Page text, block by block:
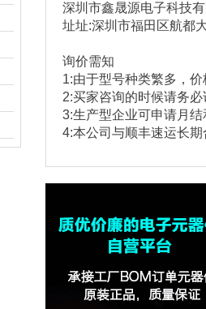
深圳市鑫晟源电子科技有
址址:深圳市福田区航都
询价需知
1:由于型号种类繁多，
2:买家咨询的时候请务必
3:生产型企业可申请月结
4:本公司与顺丰速运长